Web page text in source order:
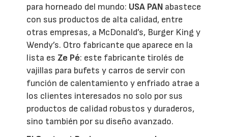
para horneado del mundo: USA PAN abastece
con sus productos de alta calidad, entre
otras empresas, a McDonald’s, Burger King y
Wendy’s. Otro fabricante que aparece en la
lista esZe Pé: este fabricante tirolés de
vajillas para bufets y carros de servir con
función de calentamiento y enfriado atrae a
los clientes interesados no solo por sus
productos de calidad robustos y duraderos,
sino también por su diseño avanzado.